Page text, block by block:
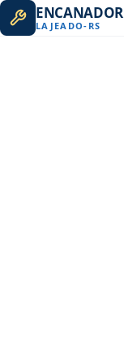
ENCANADOR
LAJEADO- RS